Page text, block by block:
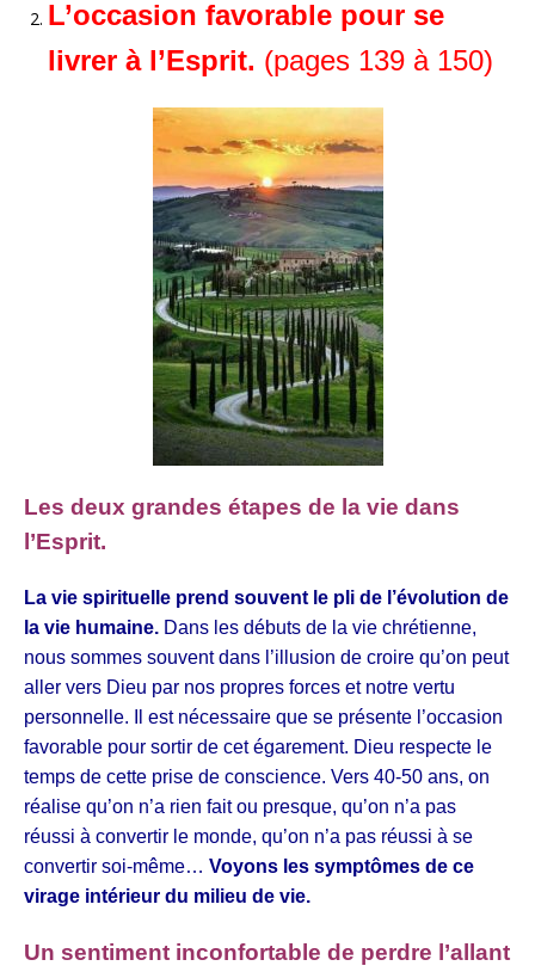
L’occasion favorable pour se
livrer à l’Esprit. (pages 139 à 150)
Les deux grandes étapes de la vie dans
l’Esprit.
La vie spirituelle prend souvent le pli de l’évolution de
la vie humaine. Dans les débuts de la vie chrétienne,
nous sommes souvent dans l’illusion de croire qu’on peut
aller vers Dieu par nos propres forces et notre vertu
personnelle. Il est nécessaire que se présente l’occasion
favorable pour sortir de cet égarement. Dieu respecte le
temps de cette prise de conscience. Vers 40-50 ans, on
réalise qu’on n’a rien fait ou presque, qu’on n’a pas
réussi à convertir le monde, qu’on n’a pas réussi à se
convertir soi-même… Voyons les symptômes de ce
virage intérieur du milieu de vie.
Un sentiment inconfortable de perdre l’allant